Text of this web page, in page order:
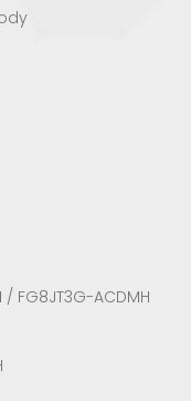
/ FG8JT3G-ACDMH